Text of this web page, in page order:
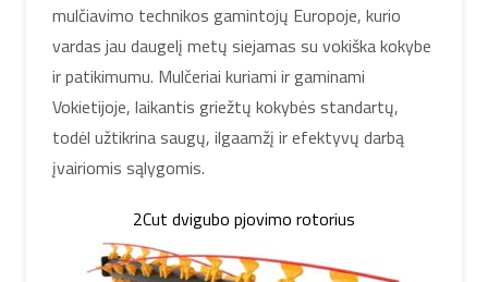
mulčiavimo technikos gamintojų Europoje, kurio
vardas jau daugelį metų siejamas su vokiška kokybe
ir patikimumu. Mulčeriai kuriami ir gaminami
Vokietijoje, laikantis griežtų kokybės standartų,
todėl užtikrina saugų, ilgaamžį ir efektyvų darbą
įvairiomis sąlygomis.
2Cut dvigubo pjovimo rotorius